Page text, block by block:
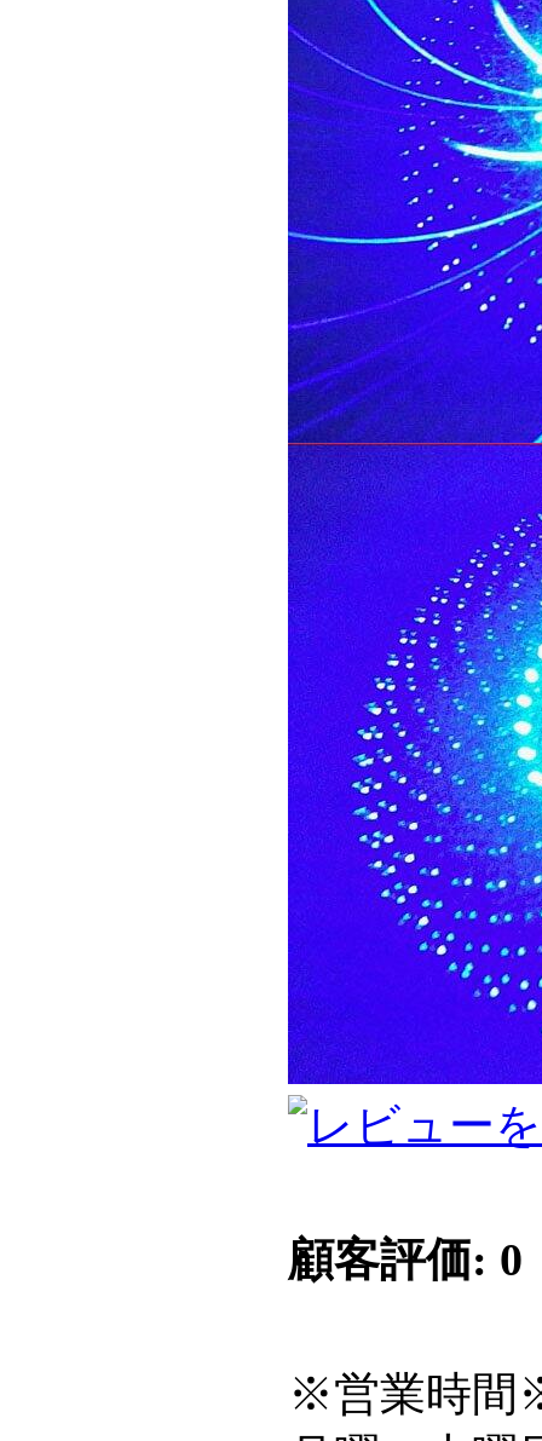
顧客評価: 0
※営業時